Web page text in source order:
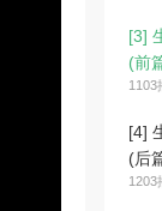
[3]
(前
1103
[4]
(后
1203